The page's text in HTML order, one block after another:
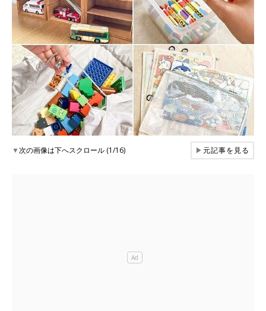
▼次の画像は下へスクロール (1/16) ▶元記事を見る